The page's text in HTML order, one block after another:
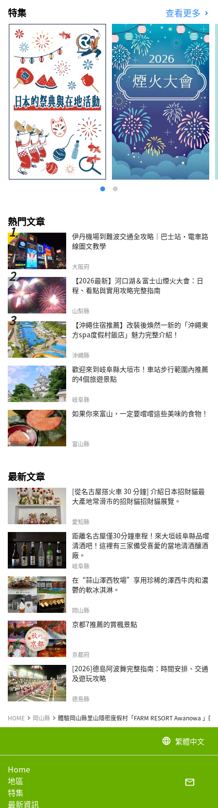
特集 查看更多
熱門文章
伊丹機場到難波交通全攻略｜巴士站・電車路
線圖文教學
大阪府
【2026最新】河口湖＆富士山煙火大會：日
程、看點與實用攻略完整指南
山梨縣
【沖繩住宿推薦】改裝後煥然一新的「沖繩東
方spa度假村飯店」魅力完整介紹！
沖繩縣
歡迎來到岐阜縣大垣市！車站步行範圍內推薦
的4個旅遊景點
岐阜縣
如果你來富山，一定要嚐嚐這些美味的食物！
富山縣
最新文章
[從名古屋搭火車 30 分鐘] 介紹日本招財貓最
大產地常滑市的招財貓招財貓展覽。
愛知縣
距離名古屋僅30分鐘車程！來大垣岐阜縣品嚐
清酒吧！這裡有三家備受喜愛的當地清酒釀酒
廠。
岐阜縣
在“蒜山澤西牧場”享用珍稀的澤西牛肉和濃
鬱的軟冰淇淋。
岡山縣
京都7推薦的賞楓景點
京都府
[2026]德島阿波舞完整指南：時間安排、交通
及遊玩攻略
德島縣
HOME 岡山縣 體驗岡山縣里山隱密度假村「FARM RESORT Awanowa 」的
language 繁體中文
Home
地區
特集
最新資訊